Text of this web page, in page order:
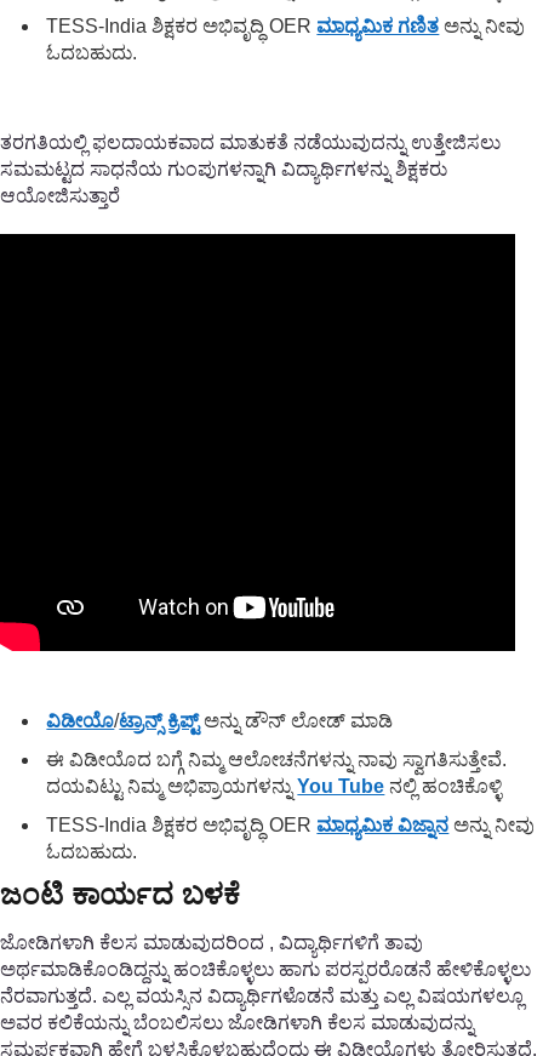
TESS-India ಶಿಕ್ಷಕರ ಅಭಿವೃದ್ಧಿ OER ಮಾಧ್ಯಮಿಕ ಗಣಿತ ಅನ್ನು ನೀವು
ಓದಬಹುದು.
ತರಗತಿಯಲ್ಲಿ ಫಲದಾಯಕವಾದ ಮಾತುಕತೆ ನಡೆಯುವುದನ್ನು ಉತ್ತೇಜಿಸಲು
ಸಮಮಟ್ಟದ ಸಾಧನೆಯ ಗುಂಪುಗಳನ್ನಾಗಿ ವಿದ್ಯಾರ್ಥಿಗಳನ್ನು ಶಿಕ್ಷಕರು
ಆಯೋಜಿಸುತ್ತಾರೆ
ವಿಡೀಯೊ/ಟ್ರಾನ್ಸ್ ಕ್ರಿಪ್ಟ್ಅನ್ನು ಡೌನ್ ಲೋಡ್ ಮಾಡಿ
ಈ ವಿಡೀಯೊದ ಬಗ್ಗೆ ನಿಮ್ಮ ಆಲೋಚನೆಗಳನ್ನು ನಾವು ಸ್ವಾಗತಿಸುತ್ತೇವೆ.
ದಯವಿಟ್ಟು ನಿಮ್ಮ ಅಭಿಪ್ರಾಯಗಳನ್ನುYou Tube ನಲ್ಲಿ ಹಂಚಿಕೊಳ್ಳಿ
TESS-India ಶಿಕ್ಷಕರ ಅಭಿವೃದ್ಧಿ OER ಮಾಧ್ಯಮಿಕ ವಿಜ್ನಾನ ಅನ್ನು ನೀವು
ಓದಬಹುದು.
ಜಂಟಿ ಕಾರ್ಯದ ಬಳಕೆ
ಜೋಡಿಗಳಾಗಿ ಕೆಲಸ ಮಾಡುವುದರಿಂದ , ವಿದ್ಯಾರ್ಥಿಗಳಿಗೆ ತಾವು
ಅರ್ಥಮಾಡಿಕೊಂಡಿದ್ದನ್ನು ಹಂಚಿಕೊಳ್ಳಲು ಹಾಗು ಪರಸ್ಪರರೊಡನೆ ಹೇಳಿಕೊಳ್ಳಲು
ನೆರವಾಗುತ್ತದೆ. ಎಲ್ಲ ವಯಸ್ಸಿನ ವಿದ್ಯಾರ್ಥಿಗಳೊಡನೆ ಮತ್ತು ಎಲ್ಲ ವಿಷಯಗಳಲ್ಲೂ
ಅವರ ಕಲಿಕೆಯನ್ನು ಬೆಂಬಲಿಸಲು ಜೋಡಿಗಳಾಗಿ ಕೆಲಸ ಮಾಡುವುದನ್ನು
ಸಮರ್ಪಕವಾಗಿ ಹೇಗೆ ಬಳಸಿಕೊಳ್ಳಬಹುದೆಂದು ಈ ವಿಡೀಯೊಗಳು ತೋರಿಸುತ್ತದೆ.